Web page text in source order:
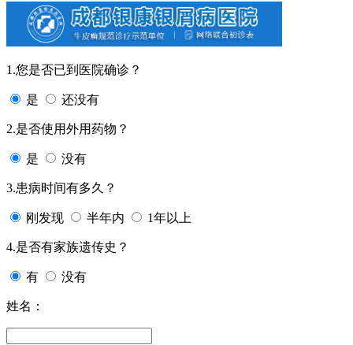
1.您是否已到医院确诊？
是 还没有
2.是否使用外用药物？
是 没有
3.患病时间有多久？
刚发现 半年内 1年以上
4.是否有家族遗传史？
有 没有
姓名：